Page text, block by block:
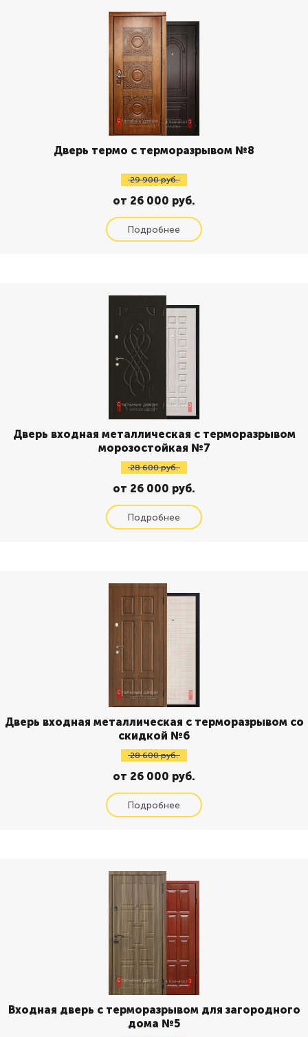
Дверь термо с терморазрывом №8
29 900 руб.
от 26 000 руб.
Дверь входная металлическая с терморазрывом
морозостойкая №7
28 600 руб.
от 26 000 руб.
Дверь входная металлическая с терморазрывом со
скидкой №6
28 600 руб.
от 26 000 руб.
Входная дверь с терморазрывом для загородного
дома №5